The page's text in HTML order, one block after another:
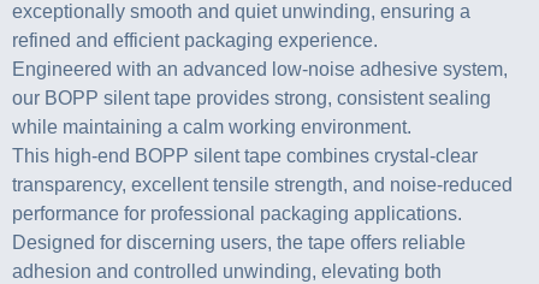
exceptionally smooth and quiet unwinding, ensuring a
refined and efficient packaging experience.
Engineered with an advanced low-noise adhesive system,
our BOPP silent tape provides strong, consistent sealing
while maintaining a calm working environment.
This high-end BOPP silent tape combines crystal-clear
transparency, excellent tensile strength, and noise-reduced
performance for professional packaging applications.
Designed for discerning users, the tape offers reliable
adhesion and controlled unwinding, elevating both